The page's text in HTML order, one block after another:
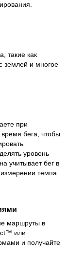
такие как
землей и многое
при
бега, чтобы
уровень
учитывает бег в
темпа.
маршруты в
или
и получайте